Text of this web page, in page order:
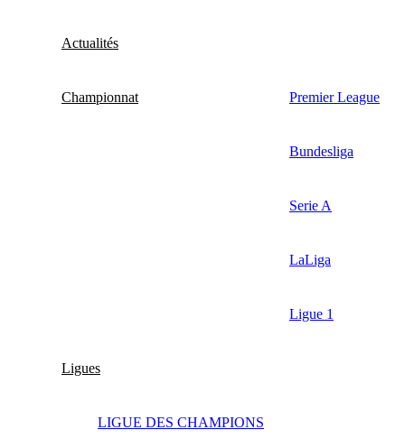
Actualités
Championnat Premier League
Bundesliga
Serie A
LaLiga
Ligue 1
Ligues
LIGUE DES CHAMPIONS